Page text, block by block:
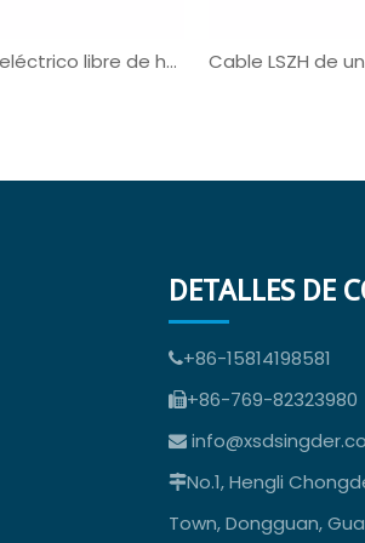
Cable eléctrico libre de halógenos UL3321
DETALLES DE
+86-15814198581
+86-769-82323980

No.1, Hengli
Town, Dongguan,